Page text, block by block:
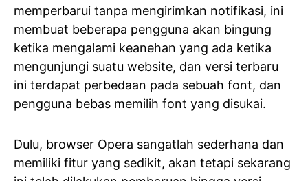
memperbarui tanpa mengirimkan notifikasi, ini
membuat beberapa pengguna akan bingung
ketika mengalami keanehan yang ada ketika
mengunjungi suatu website, dan versi terbaru
ini terdapat perbedaan pada sebuah font, dan
pengguna bebas memilih font yang disukai.
Dulu, browser Opera sangatlah sederhana dan
memiliki fitur yang sedikit, akan tetapi sekarang